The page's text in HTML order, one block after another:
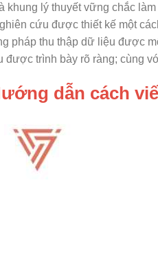
khung lý thuyết vững chắc
cứu được thiết kế một
pháp thu thập dữ liệu được
được trình bày rõ ràng; cùng
dẫn cách